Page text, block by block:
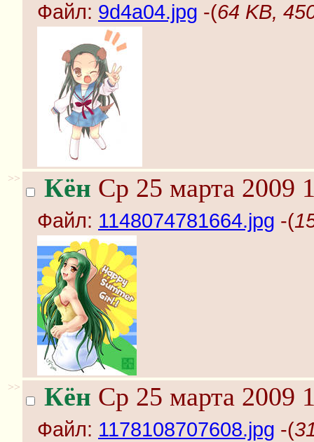
Файл: 9d4a04.jpg -(64 KB,
>> Кён Ср 25 марта 2009
Файл: 1148074781664.jpg -(
>> Кён Ср 25 марта 2009
Файл: 1178108707608.jpg -(